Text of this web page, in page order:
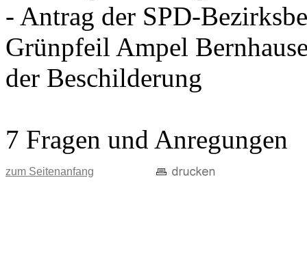
- Antrag der SPD-
Grünpfeil Ampel
der Beschilderung
7 Fragen und Anregungen
zum Seitenanfang